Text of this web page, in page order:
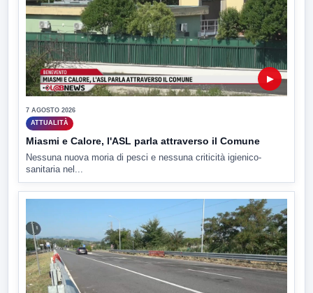
▶
7 AGOSTO 2026
ATTUALITÀ
Miasmi e Calore, l'ASL parla attraverso il Comune
Nessuna nuova moria di pesci e nessuna criticità igienico-
sanitaria nel...